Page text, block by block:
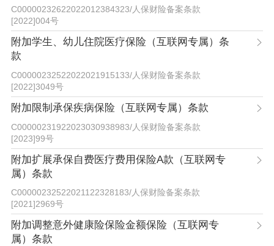
C00000232622022012384323/人保财险备案条款
[2022]004号
附加学生、幼儿住院医疗保险（互联网专属）条
款
C00000232522022021915133/人保财险备案条款
[2022]3049号
附加限制承保疾病保险（互联网专属）条款
C00000231922023030938983/人保财险备案条款
[2023]99号
附加扩展承保自费医疗费用保险A款（互联网专
属）条款
C00000232522021122328183/人保财险备案条款
[2021]2969号
附加调整意外健康险保险金额保险（互联网专
属）条款